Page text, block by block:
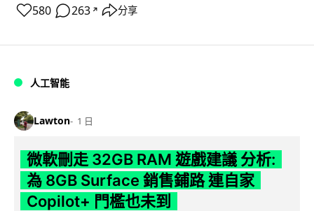
580 263 ↗ 分享
人工智能
Lawton 1 日
微軟刪走 32GB RAM 遊戲建議 分析:
為 8GB Surface 銷售鋪路 連自家
Copilot+ 門檻也未到